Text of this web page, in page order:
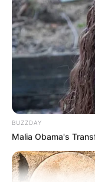
BUZZDAY
Malia Obama's